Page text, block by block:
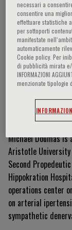
HOME PAGE /
Michael
Michael Doumas
Aristotle
Second
Hippokration
operations center
on arterial
sympathetic
necessari a
consentire una
effettuare statistiche
per sottoporti
manifestate
automaticamente
Cookie policy. Per
di pubblicità mirata
INFORMAZIONI
menzionate tipologie